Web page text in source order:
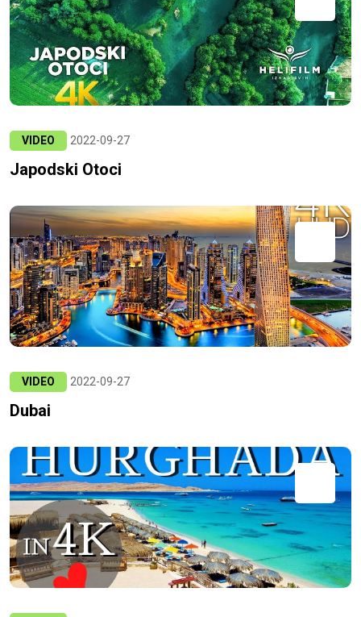
VIDEO 2022-09-27
Japodski Otoci
VIDEO 2022-09-27
Dubai